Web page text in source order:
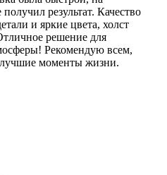
результат. Качество
и яркие цвета, холст
решение для
Рекомендую всем,
лучшие моменты жизни.